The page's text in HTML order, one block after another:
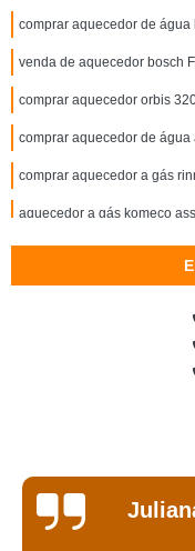
comprar aquecedor de água
venda de aquecedor bosch
comprar aquecedor orbis
comprar aquecedor de água
comprar aquecedor a gás
aquecedor a gás komeco
aquecedor bosch Ermelino
aquecedor rheem Vila
aquecedor orbis Parque
aquecedor bosch 23 litros a
aquecedor de água komeco